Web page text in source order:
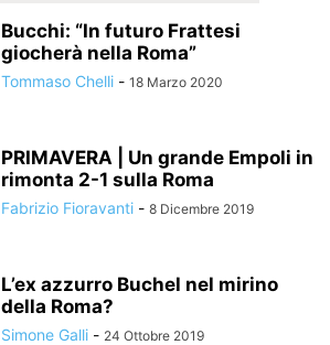
Bucchi: “In futuro Frattesi
giocherà nella Roma”
Tommaso Chelli - 18 Marzo 2020
PRIMAVERA | Un grande Empoli in
rimonta 2-1 sulla Roma
Fabrizio Fioravanti - 8 Dicembre 2019
L’ex azzurro Buchel nel mirino
della Roma?
Simone Galli - 24 Ottobre 2019